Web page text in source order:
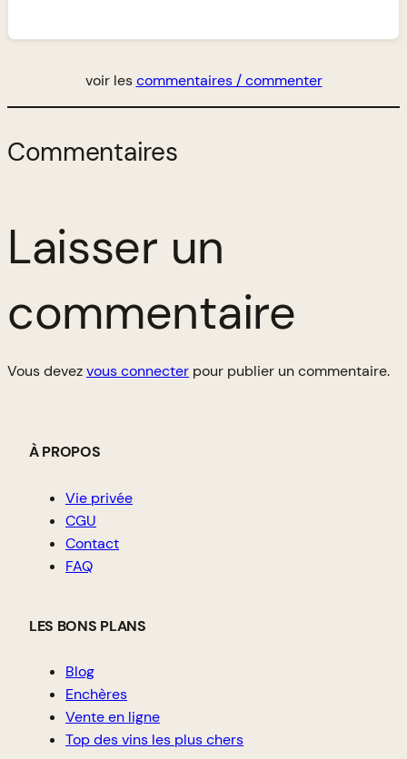
voir lescommentaires / commenter
Commentaires
Laisser un
commentaire
Vous devezvous connecter pour publier un commentaire.
À PROPOS
Vie privée
CGU
Contact
FAQ
LES BONS PLANS
Blog
Enchères
Vente en ligne
Top des vins les plus chers